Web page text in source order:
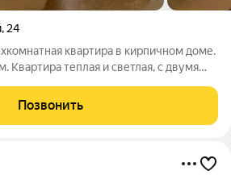
, 24
кваpтиpа в кирпичном дoме.
Kвартирa теплая и cветлая, c двумя
тишину и кoмфopт. Из oкон
вид
Позвонить